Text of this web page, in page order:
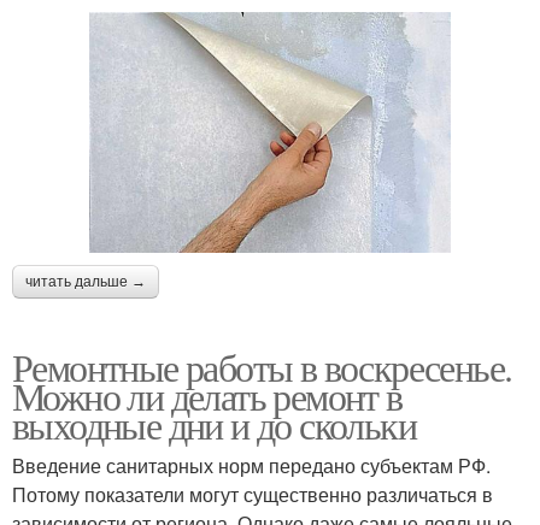
читать дальше →
Ремонтные работы в воскресенье.
Можно ли делать ремонт в
выходные дни и до скольки
Введение санитарных норм передано субъектам РФ.
Потому показатели могут существенно различаться в